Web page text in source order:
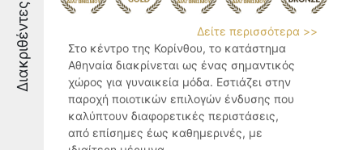
Διακριθέντες
Δείτε περισσότερα >>
Στο κέντρο της Κορίνθου, το κατάστημα
Αθηναία διακρίνεται ως ένας σημαντικός
χώρος για γυναικεία μόδα. Εστιάζει στην
παροχή ποιοτικών επιλογών ένδυσης που
καλύπτουν διαφορετικές περιστάσεις,
από επίσημες έως καθημερινές, με